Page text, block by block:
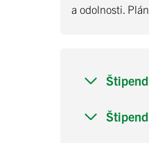
a odolnosti.